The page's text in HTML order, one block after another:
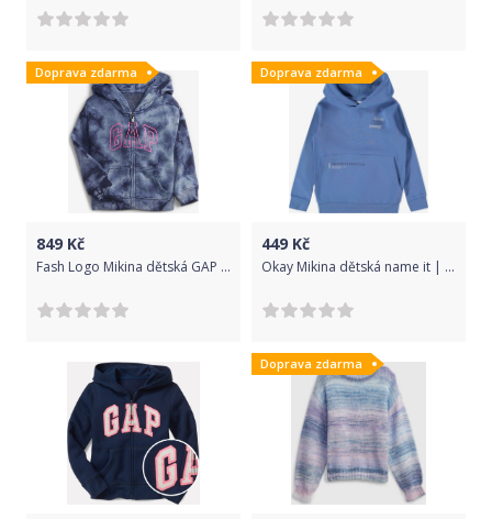
Doprava zdarma
849 Kč
Fash Logo Mikina dětská GAP | Modrá | Dívčí | 4 roky
Doprava zdarma
449 Kč
Okay Mikina dětská name it | Modrá | Chlapecké | 134/140
Doprava zdarma